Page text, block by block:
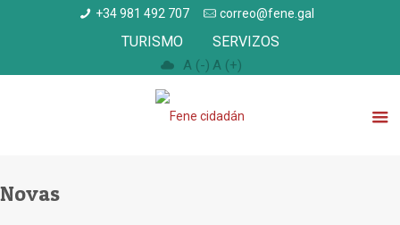
+34 981 492 707 correo@fene.gal
TURISMO SERVIZOS
A (-) A (+)
Novas